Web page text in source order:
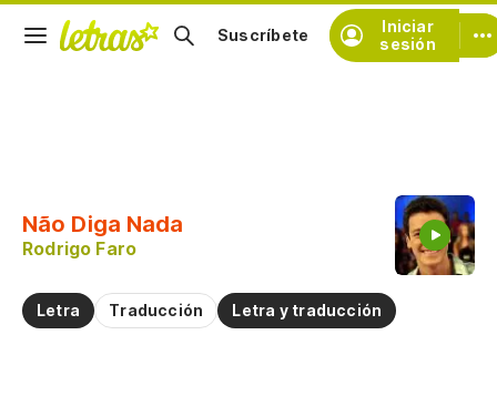
Iniciar
sesión
Suscríbete
Não Diga Nada
Rodrigo Faro
Letra Traducción Letra y traducción
Practicar la pronunciación de